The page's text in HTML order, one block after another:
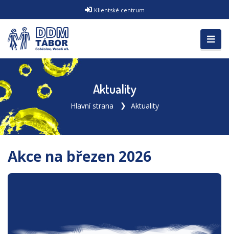
Klientské centrum
Aktuality
Hlavní strana Aktuality
Akce na březen 2026